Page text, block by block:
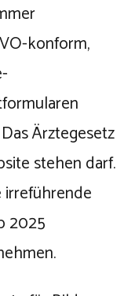
konform,
Ärztegesetz
stehen darf.
irreführende
2025